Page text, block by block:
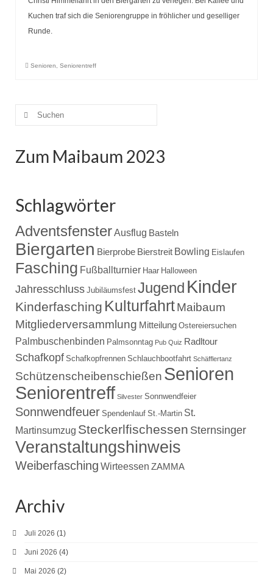
Vereinsorgane
Unser Ort
Kuchen traf sich die Seniorengruppe in fröhlicher und geselliger
Runde.
Senioren, Seniorentreff
Suche
nach:
Zum Maibaum 2023
Schlagwörter
AdventsfensterAusflug Basteln
Biergarten Bierprobe Bierstreit Bowling Eislaufen
Fasching Fußballturnier Haar Halloween
Jahresschluss Jubiläumsfest Jugend Kinder
Kinderfasching KulturfahrtMaibaum
Mitgliederversammlung Mitteilung Ostereiersuchen
Palmbuschenbinden Palmsonntag Pub Quiz Radltour
Schafkopf Schafkopfrennen Schlauchbootfahrt Schäfflertanz
Schützenscheibenschießen Senioren
Seniorentreff Silvester Sonnwendfeier
Sonnwendfeuer Spendenlauf St.-Martin St.
Martinsumzug Steckerlfischessen Sternsinger
Veranstaltungshinweis
Weiberfasching Wirteessen ZAMMA
Archiv
Juli 2026 (1)
Juni 2026 (4)
Mai 2026 (2)